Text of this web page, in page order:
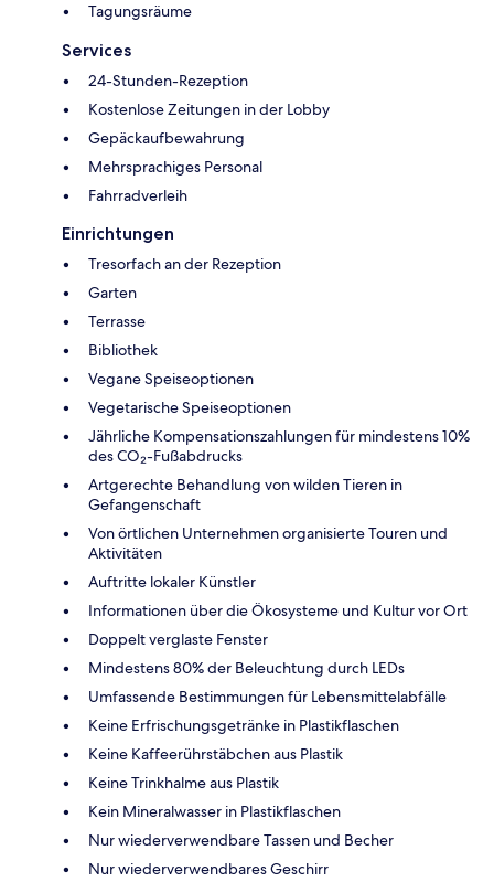
Tagungsräume
Services
24-Stunden-Rezeption
Kostenlose Zeitungen in der Lobby
Gepäckaufbewahrung
Mehrsprachiges Personal
Fahrradverleih
Einrichtungen
Tresorfach an der Rezeption
Garten
Terrasse
Bibliothek
Vegane Speiseoptionen
Vegetarische Speiseoptionen
Jährliche Kompensationszahlungen für mindestens 10%
des CO₂-Fußabdrucks
Artgerechte Behandlung von wilden Tieren in
Gefangenschaft
Von örtlichen Unternehmen organisierte Touren und
Aktivitäten
Auftritte lokaler Künstler
Informationen über die Ökosysteme und Kultur vor Ort
Doppelt verglaste Fenster
Mindestens 80% der Beleuchtung durch LEDs
Umfassende Bestimmungen für Lebensmittelabfälle
Keine Erfrischungsgetränke in Plastikflaschen
Keine Kaffeerührstäbchen aus Plastik
Keine Trinkhalme aus Plastik
Kein Mineralwasser in Plastikflaschen
Nur wiederverwendbare Tassen und Becher
Nur wiederverwendbares Geschirr